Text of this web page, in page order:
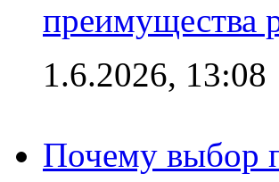
преимущества
1.6.2026, 13:08
Почему выбор